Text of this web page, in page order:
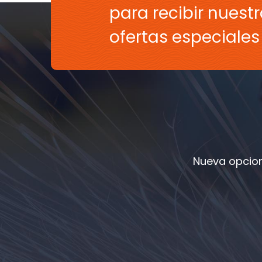
para recibir
ofertas
Nueva